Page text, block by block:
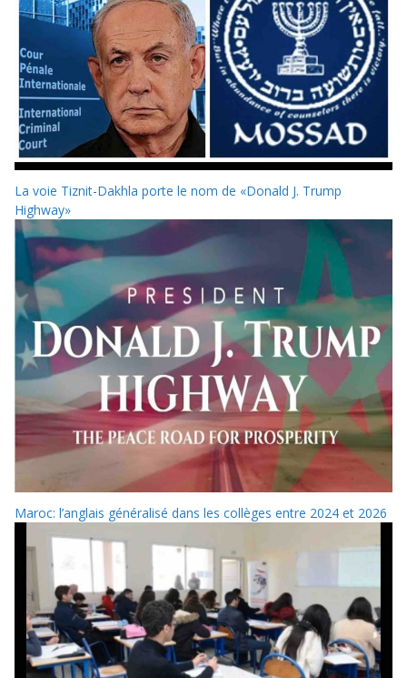
La voie Tiznit-Dakhla porte le nom de «Donald J. Trump
Highway»
Maroc: l’anglais généralisé dans les collèges entre 2024 et 2026